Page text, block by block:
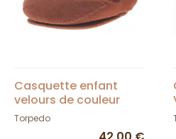
Casquette enfant
velours de couleur
Torpedo